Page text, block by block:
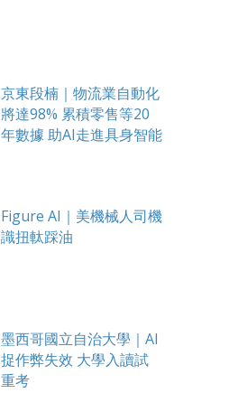
京東段楠｜物流業自動化
將達98% 累積零售等20
年數據 助AI走進具身智能
Figure AI｜美機械人司機
識扭軚踩油
墨西哥國立自治大學｜AI
捉作弊失效 大學入讀試
重考